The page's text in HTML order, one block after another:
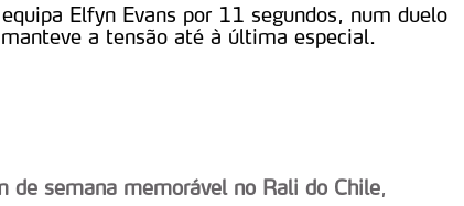
Elfyn Evans por 11 segundos, num duelo
a tensão até à última especial.
de semana memorável no Rali do Chile,